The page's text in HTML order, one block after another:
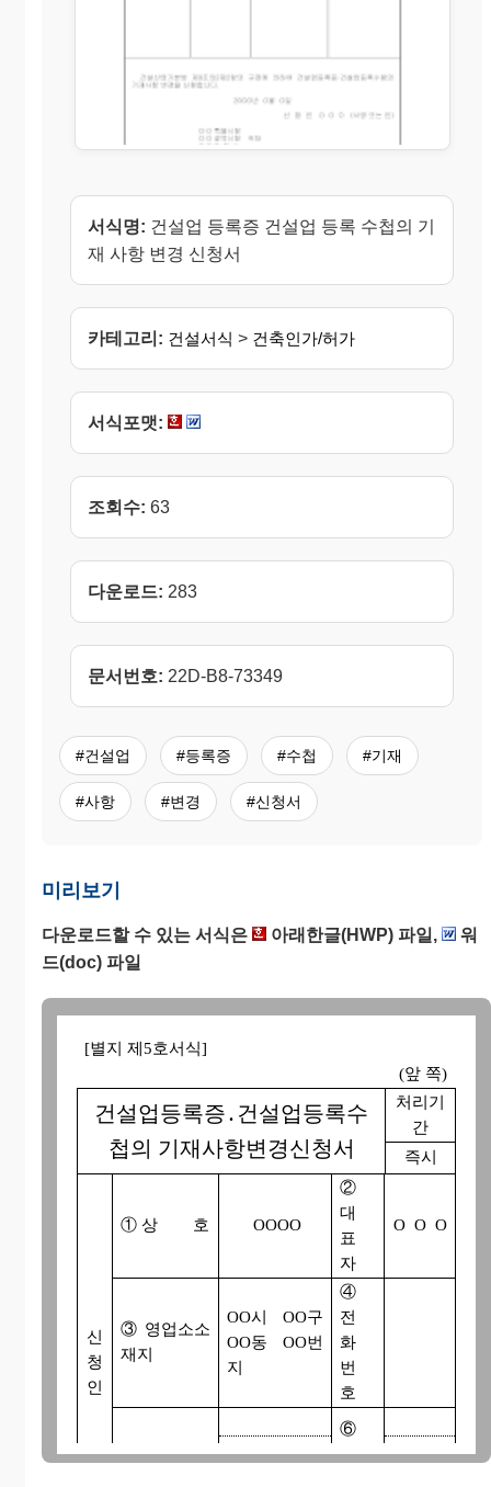
서식명: 건설업 등록증 건설업 등록 수첩의 기
재 사항 변경 신청서
카테고리: 건설서식 > 건축인가/허가
서식포맷:
조회수: 63
다운로드: 283
문서번호: 22D-B8-73349
#건설업 #등록증 #수첩 #기재
#사항 #변경 #신청서
미리보기
다운로드할 수 있는 서식은 아래한글(HWP) 파일,
워
드(doc) 파일
[별지 제5호서식]
(앞 쪽)
건설업등록증․건설업등록수
첩의 기재사항변경신청서
처리기
간
즉시
신
청
인
① 상 호 OOOO
②
대
표
자
O O O
③ 영업소소
재지
OO시 OO구
OO동 OO번
지
④
전
화
번
호
⑤ 등 록 업
⑥
등